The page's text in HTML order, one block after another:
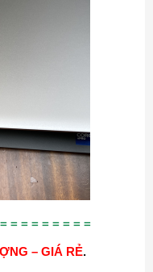
= = = = = = = =
– GIÁ RẺ.